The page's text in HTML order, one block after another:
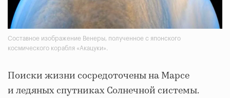
Составное изображение Венеры, полученное с японского
космического корабля «Акацуки».
Поиски жизни сосредоточены на Марсе
и ледяных спутниках Солнечной системы.